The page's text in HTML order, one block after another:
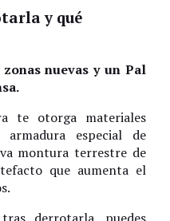
y qué
nuevas y un Pal
te otorga materiales
especial de
montura terrestre de
que aumenta el